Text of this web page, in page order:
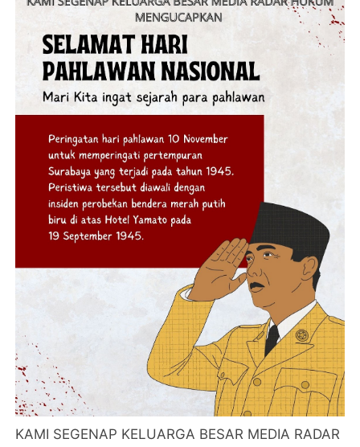
KAMI SEGENAP KELUARGA BESAR MEDIA RADAR